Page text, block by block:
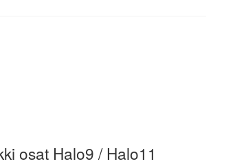
osat Halo9 / Halo11